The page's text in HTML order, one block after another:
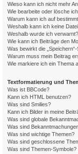
Wieso kann ich nicht mehr
Wie bearbeite oder lösche
Warum kann ich auf
Weshalb kann ich keine
Weshalb wurde ich verwarnt?
Wie kann ich Beiträge den
Was bewirkt die
Warum muss mein Beitrag
Wie markiere ich ein Thema
Textformatierung und
Was ist BBCode?
Kann ich HTML benutzen?
Was sind Smilies?
Kann ich Bilder in meine
Was sind globale
Was sind
Was sind wichtige Themen?
Was sind geschlossene
Was sind Themen-Symbole?